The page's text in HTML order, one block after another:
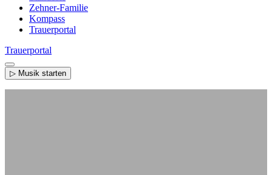
Zehner-Familie
Kompass
Trauerportal
Trauerportal
▷ Musik starten